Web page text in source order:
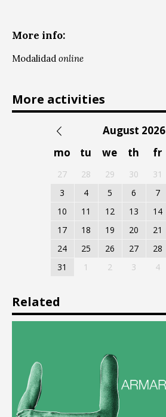
More info:
Modalidad online
More activities
August 2026
mo
tu we th fr
27 28 29 30 31
3
4 5 6 7
10
11 12 13 14
17
18 19 20 21
24
25 26 27 28
31
1 2 3 4
Related